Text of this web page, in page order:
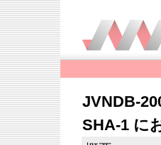
JVNDB-
SHA-1 に